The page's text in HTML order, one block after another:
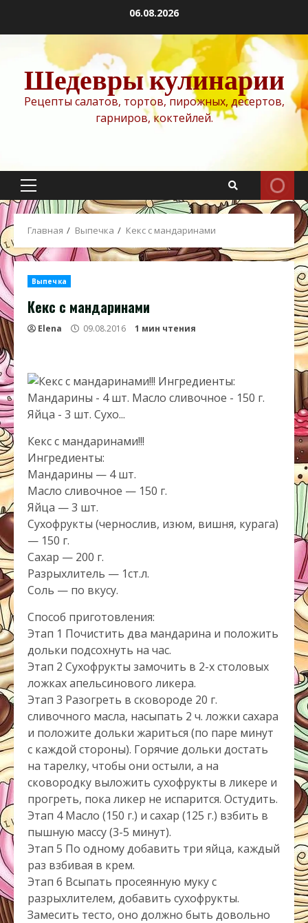
содержимому
06.08.2026
Шедевры кулинарии
Рецепты салатов, тортов, пирожных, десертов,
гарниров, коктейлей.
Основное
меню
Главная Выпечка Кекс с мандаринами
Выпечка
Кекс с мандаринами
Elena 09.08.2016 1 мин чтения
Кекс с мандаринами!!!
Ингредиенты:
Мандарины — 4 шт.
Масло сливочное — 150 г.
Яйца — 3 шт.
Сухофрукты (чернослив, изюм, вишня, курага)
— 150 г.
Сахар — 200 г.
Разрыхлитель — 1ст.л.
Соль — по вкусу.
Способ приготовления:
Этап 1 Почистить два мандарина и положить
дольки подсохнуть на час.
Этап 2 Сухофрукты замочить в 2-х столовых
ложках апельсинового ликера.
Этап 3 Разогреть в сковороде 20 г.
сливочного масла, насыпать 2 ч. ложки сахара
и положите дольки жариться (по паре минут
с каждой стороны). Горячие дольки достать
на тарелку, чтобы они остыли, а на
сковородку выложить сухофрукты в ликере и
прогреть, пока ликер не испарится. Остудить.
Этап 4 Масло (150 г.) и сахар (125 г.) взбить в
пышную массу (3-5 минут).
Этап 5 По одному добавить три яйца, каждый
раз взбивая в крем.
Этап 6 Всыпать просеянную муку с
разрыхлителем, добавить сухофрукты.
Замесить тесто, оно должно быть довольно